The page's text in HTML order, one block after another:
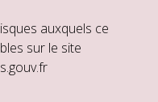
auxquels ce
sur le site